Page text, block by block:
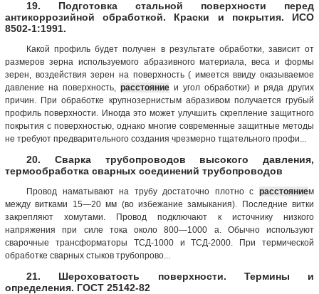
19. Подготовка стальной поверхности перед
антикоррозийной обработкой. Краски и покрытия. ИСО
8502-1:1991.
Какой профиль будет получен в результате обработки, зависит от
размеров зерна используемого абразивного материала, веса и формы
зерен, воздействия зерен на поверхность ( имеется ввиду оказываемое
давление на поверхность, расстояние и угол обработки) и ряда других
причин. При обработке крупнозернистым абразивом получается грубый
профиль поверхности. Иногда это может улучшить скрепление защитного
покрытия с поверхностью, однако многие современные защитные методы
не требуют предварительного создания чрезмерно тщательного профи...
20. Сварка трубопроводов высокого давления,
термообработка сварных соединений трубопроводов
Провод наматывают на трубу достаточно плотно с расстоянием
между витками 15—20 мм (во избежание замыкания). Последние витки
закрепляют хомутами. Провод подключают к источнику низкого
напряжения при силе тока около 800—1000 а. Обычно используют
сварочные трансформаторы ТСД-1000 и ТСД-2000. При термической
обработке сварных стыков трубопрово...
21. Шероховатость поверхности. Термины и
определения. ГОСТ 25142-82